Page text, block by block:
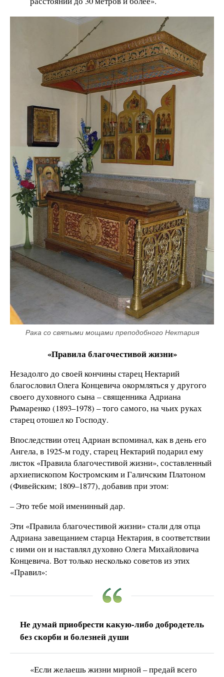
Рака со святыми мощами преподобного Нектария
«Правила благочестивой жизни»
Незадолго до своей кончины старец Нектарий
благословил Олега Концевича окормляться у другого
своего духовного сына – священника Адриана
Рымаренко (1893–1978) – того самого, на чьих руках
старец отошел ко Господу.
Впоследствии отец Адриан вспоминал, как в день его
Ангела, в 1925-м году, старец Нектарий подарил ему
листок «Правила благочестивой жизни», составленный
архиепископом Костромским и Галичским Платоном
(Фивейским; 1809–1877), добавив при этом:
– Это тебе мой именинный дар.
Эти «Правила благочестивой жизни» стали для отца
Адриана завещанием старца Нектария, в соответствии
с ними он и наставлял духовно Олега Михайловича
Концевича. Вот только несколько советов из этих
«Правил»:
Не думай приобрести какую-либо добродетель
без скорби и болезней души
«Если желаешь жизни мирной – предай всего